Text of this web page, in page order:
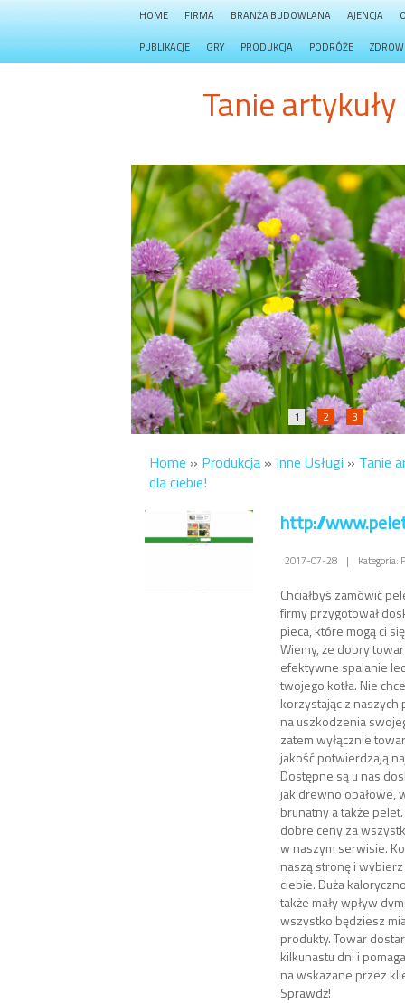
HOME FIRMA BRANŻA BUDOWLANA AJENCJA
PUBLIKACJE GRY PRODUKCJA PODRÓŻE
Tanie
1 2 3
Home » Produkcja » Inne Usługi » Tanie
dla ciebie!
http://
2017-07-28 | Kategoria:
Chciałbyś zamówić
firmy przygotował
pieca, które mogą ci
Wiemy, że dobry
efektywne spalanie
twojego kotła. Nie
korzystając z
na uszkodzenia
zatem wyłącznie
jakość potwierdzają
Dostępne są u nas
jak drewno opałowe,
brunatny a także
dobre ceny za
w naszym serwisie.
naszą stronę i
ciebie. Duża
także mały wpływ
wszystko będziesz
produkty. Towar
kilkunastu dni i
na wskazane przez
Sprawdź!